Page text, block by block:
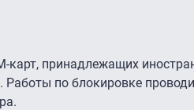
карт, принадлежащих
по блокировке